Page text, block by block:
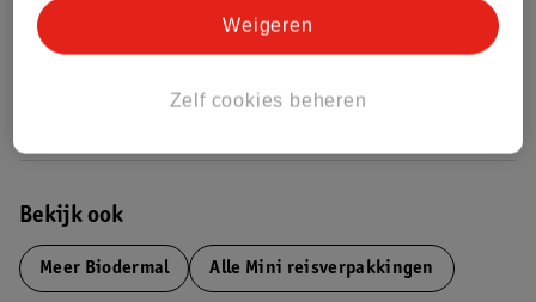
Meer informatie
Bekijk ook
Meer Biodermal Alle Mini reisverpakkingen
Zelf cookies beheren
Weigeren